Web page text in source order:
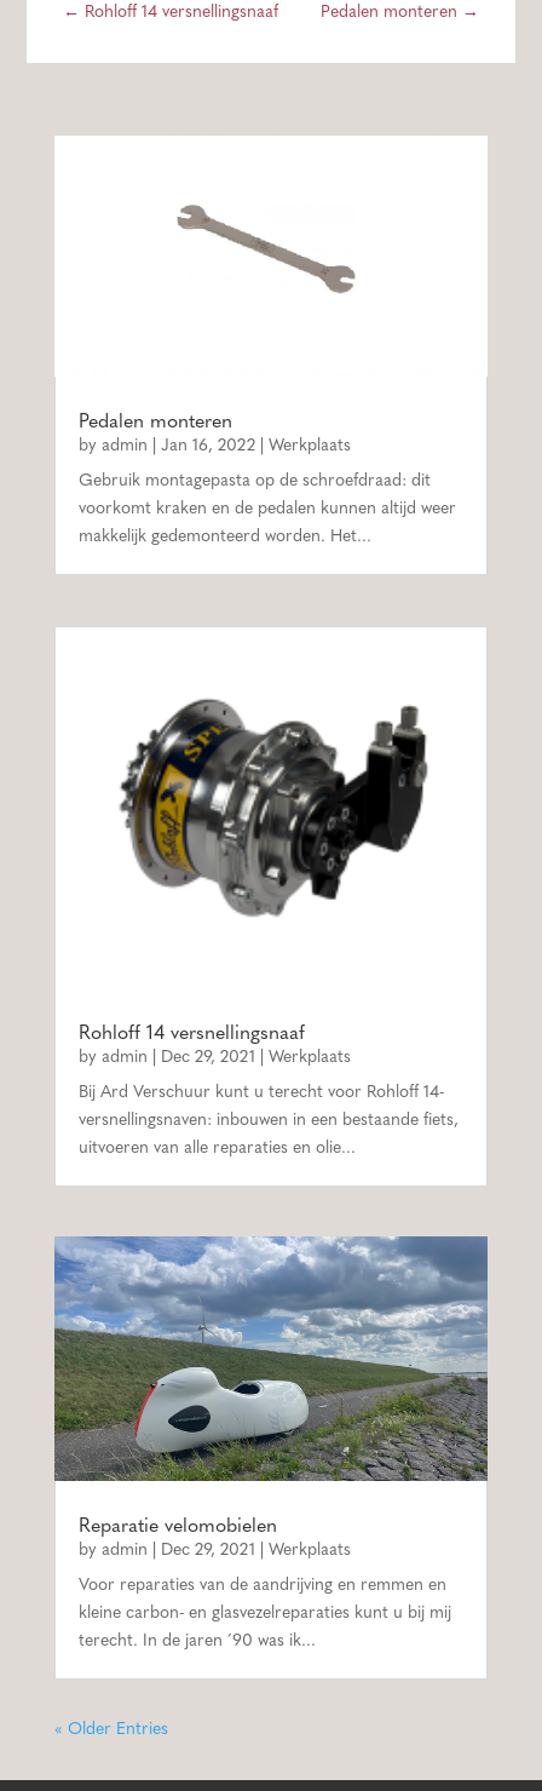
← Rohloff 14 versnellingsnaaf Pedalen monteren →
Pedalen monteren
by admin Jan 16, 2022| Werkplaats
Gebruik montagepasta op de schroefdraad: dit
voorkomt kraken en de pedalen kunnen altijd weer
makkelijk gedemonteerd worden. Het...
Rohloff 14 versnellingsnaaf
by admin Dec 29, 2021
Werkplaats
Bij Ard Verschuur kunt u terecht voor Rohloff 14-
versnellingsnaven: inbouwen in een bestaande fiets,
uitvoeren van alle reparaties en olie...
Reparatie velomobielen
by admin Dec 29, 2021
Werkplaats
Voor reparaties van de aandrijving en remmen en
kleine carbon- en glasvezelreparaties kunt u bij mij
terecht. In de jaren ´90 was ik...
« Older Entries